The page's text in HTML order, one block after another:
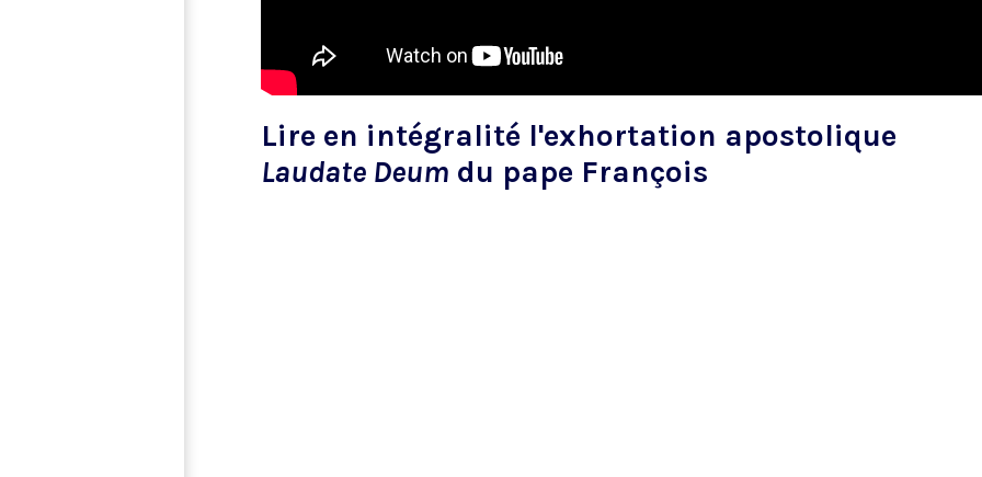
Lire en intégralité l'exhortation apostolique
Laudate Deum du pape François